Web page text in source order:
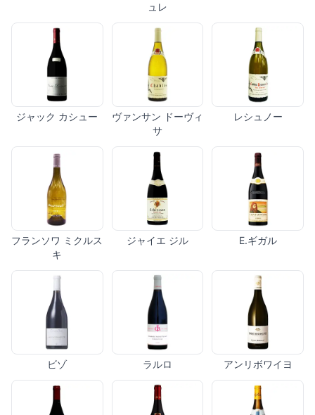
ュレ
ジャック カシュー
ヴァンサン ドーヴィ
サ
レシュノー
フランソワ ミクルス
キ
ジャイエ ジル E.ギガル
ビゾ ラルロ アンリボワイヨ